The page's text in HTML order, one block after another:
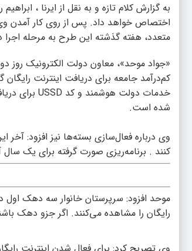
به گزارش کلام تازه و به نقل از ایرنا ،
اختصاص خواهد داد. پس از روی کار آمدن وی
متعدد، هفته گذشته این طرح به مرحله اجرا
شده است.
وی درباره فعال‌سازی بسته‌ها نیز افزود: آخر
کنند . برنامه‌ریزی صورت گرفته برای یک سال آینده است که به‌واسطه آن
موحد افزود: سرپرستان خانوار سه دهک
رایگان را مشاهده می‌کنند. اگر جزو دهک